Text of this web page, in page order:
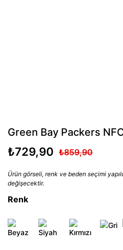
Green Bay Packers
₺729,90 ₺859,90
Ürün görseli, renk ve beden seçimi
değişecektir.
Renk